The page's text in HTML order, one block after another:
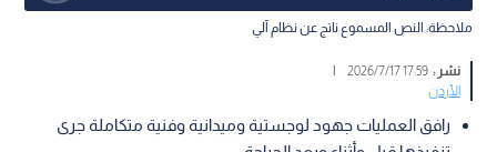
ملاحظة: النص المسموع ناتج عن نظام آلي
نشر :17:59 2026/7/17
|
الأردن
رافق العمليات جهود لوجستية وميدانية وفنية متكاملة جرى